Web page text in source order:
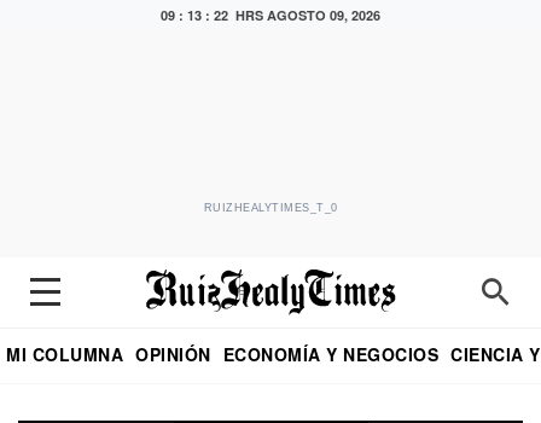
09 : 13 : 23 HRS AGOSTO 09, 2026
RUIZHEALYTIMES_T_0
MI COLUMNA OPINIÓN ECONOMÍA Y NEGOCIOS CIENCIA